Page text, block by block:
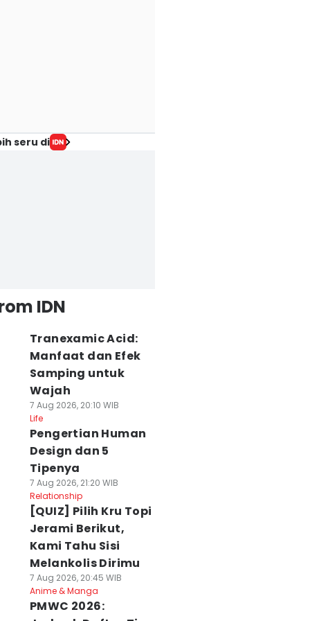
seru di
IDN
Tranexamic Acid:
Manfaat dan Efek
Samping untuk
Wajah
7 Aug 2026, 20:10 WIB
Life
Pengertian Human
Design dan 5
Tipenya
7 Aug 2026, 21:20 WIB
Relationship
[QUIZ] Pilih Kru Topi
Jerami Berikut,
Kami Tahu Sisi
Melankolis Dirimu
7 Aug 2026, 20:45 WIB
Anime & Manga
PMWC 2026: